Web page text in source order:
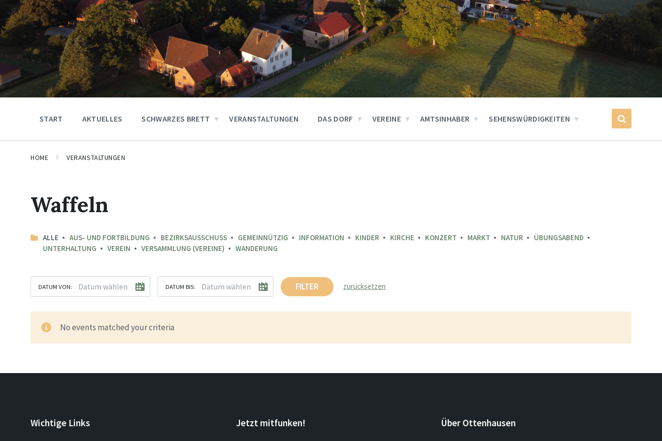
START AKTUELLES SCHWARZES BRETT VERANSTALTUNGEN DAS DORF VEREINE AMTSINHABER SEHENSWÜRDIGKEITEN
HOME VERANSTALTUNGEN
Waffeln
ALLE AUS- UND FORTBILDUNG BEZIRKSAUSSCHUSS GEMEINNÜTZIG INFORMATION KINDER KIRCHE KONZERT MARKT NATUR
ÜBUNGSABEND
UNTERHALTUNG
VEREIN VERSAMMLUNG (VEREINE) WANDERUNG
DATUM VON: DATUM BIS: FILTER zurücksetzen
No events matched your criteria
Wichtige Links Jetzt mitfunken! Über Ottenhausen